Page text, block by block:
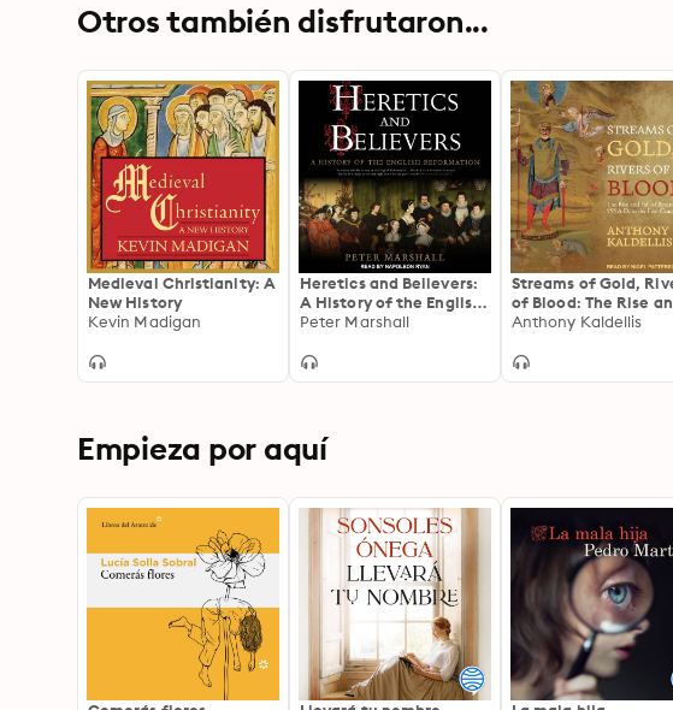
Otros también disfrutaron...
Medieval Christianity: A
New History
Kevin Madigan
Heretics and Believers:
A History of the English
Reformation
Peter Marshall
Streams of Gold,
of Blood: The Rise
Fall of Byzantium, 955
Anthony Kaldellis
Empieza por aquí